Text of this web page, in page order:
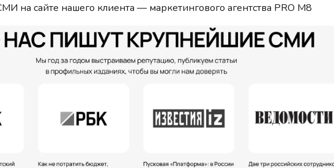
на сайте нашего клиента — маркетингового агентства PRO M8